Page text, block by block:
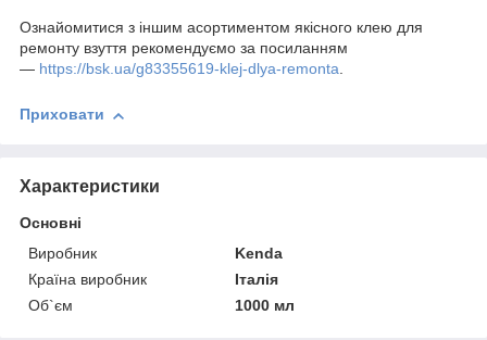
Ознайомитися з іншим асортиментом якісного клею для
ремонту взуття рекомендуємо за посиланням
— https://bsk.ua/g83355619-klej-dlya-remonta.
Приховати
Характеристики
Основні
Виробник
Kenda
Країна виробник
Італія
Об`єм
1000 мл